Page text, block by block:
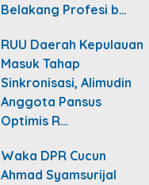
Belakang Profesi b…
RUU Daerah Kepulauan
Masuk Tahap
Sinkronisasi, Alimudin
Anggota Pansus
Optimis R…
Waka DPR Cucun
Ahmad Syamsurijal